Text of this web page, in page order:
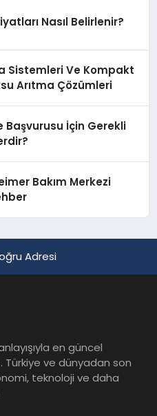
Nasıl Belirlenir?
Sistemleri Ve Kompakt
Arıtma Çözümleri
Başvurusu İçin Gerekli
Bakım Merkezi
Adresi
en güncel
Türkiye ve dünyadan son
teknoloji ve daha